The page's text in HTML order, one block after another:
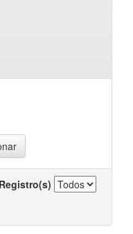
Registro(s)